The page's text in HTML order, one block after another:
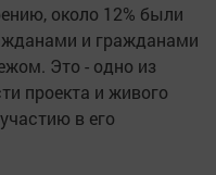
около 12% были
и гражданами
Это - одно из
проекта и живого
в его